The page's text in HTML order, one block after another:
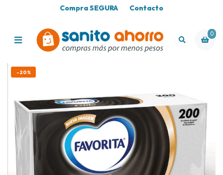
Compra SEGURA Contacto
0
-20%